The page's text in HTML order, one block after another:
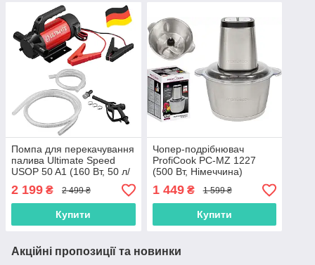
Помпа для перекачування
палива Ultimate Speed
USOP 50 A1 (160 Вт, 50 л/
хв, 12 В, Німеччина)
2 199 ₴ 2 499 ₴
Купити
Чопер-подрібнювач
ProfiCook PC-MZ 1227
(500 Вт, Німеччина)
1 449₴ 1 599 ₴
Купити
Акційні пропозиції та новинки